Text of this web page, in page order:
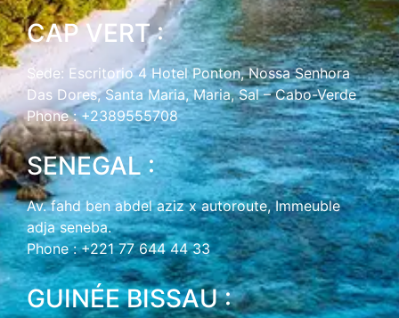
CAP VERT :
Sede: Escritorio 4 Hotel Ponton, Nossa Senhora
Das Dores, Santa Maria, Maria, Sal – Cabo-Verde
Phone : +2389555708
SENEGAL :
Av. fahd ben abdel aziz x autoroute, Immeuble
adja seneba.
Phone : +221 77 644 44 33
GUINÉE BISSAU :